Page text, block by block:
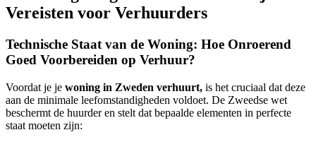
Vereisten voor Verhuurders
Technische Staat van de Woning: Hoe Onroerend
Goed Voorbereiden op Verhuur?
Voordat je je woning in Zweden verhuurt, is het cruciaal dat deze
aan de minimale leefomstandigheden voldoet. De Zweedse wet
beschermt de huurder en stelt dat bepaalde elementen in perfecte
staat moeten zijn: